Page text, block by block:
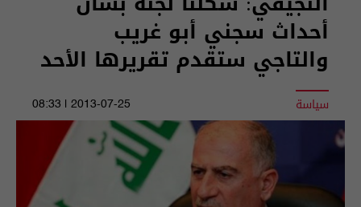
أحداث سجني أبو غريب
والتاجي ستقدم تقريرها الأحد
سياسة 2013-07-25 | 08:33